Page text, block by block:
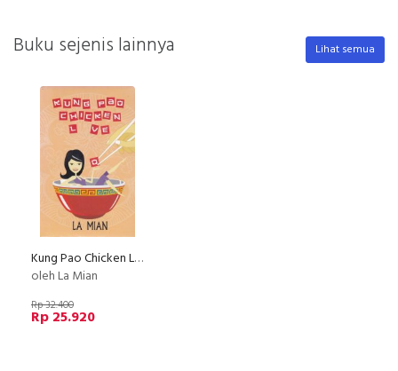
Buku sejenis lainnya Lihat semua
Kung Pao Chicken Love
oleh La Mian
Rp 32.400
Rp 25.920